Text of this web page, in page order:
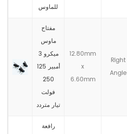
للماوس
مفتاح
ماوس
ميكرو 3
أمبير 125
250
فولت
تيار متردد
12.80mm
x
6.60mm
Right
Angle
رافعة